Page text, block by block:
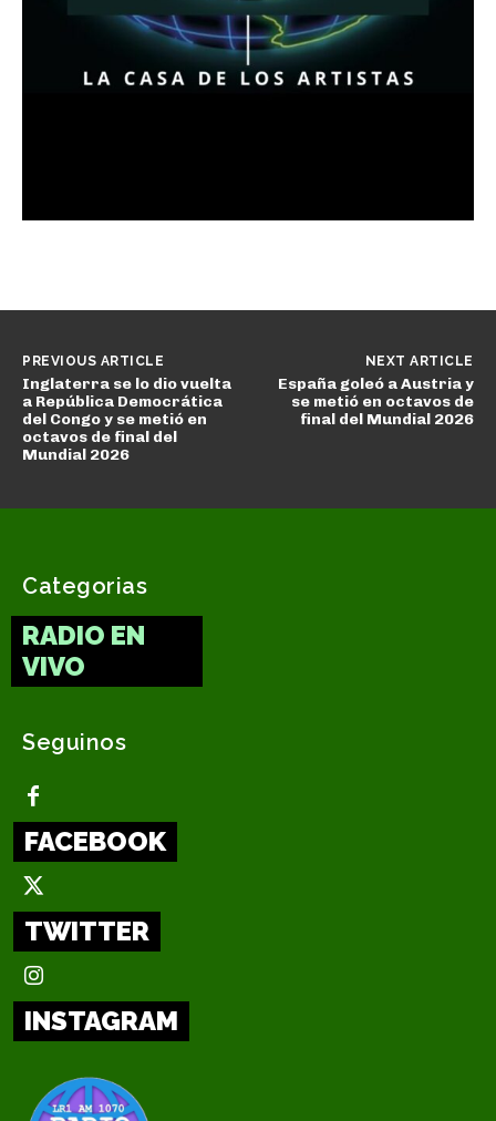
PREVIOUS ARTICLE
Inglaterra se lo dio vuelta
a República Democrática
del Congo y se metió en
octavos de final del
Mundial 2026
NEXT ARTICLE
España goleó a Austria y
se metió en octavos de
final del Mundial 2026
Categorias
RADIO EN
VIVO
Seguinos
FACEBOOK
TWITTER
INSTAGRAM